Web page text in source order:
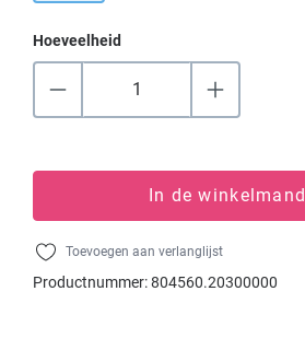
Hoeveelheid
In de winkelmand
Toevoegen aan verlanglijst
Productnummer:804560.20300000